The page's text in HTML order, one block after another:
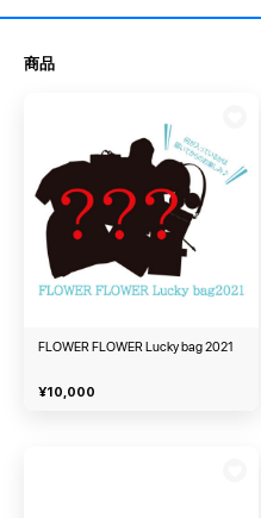
商品
FLOWER FLOWER Lucky bag 2021
¥10,000